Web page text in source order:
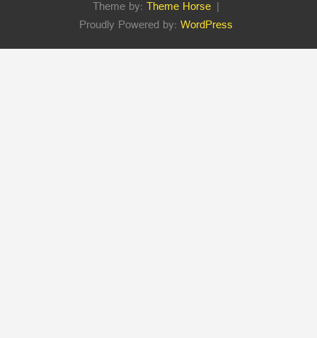
Theme by: Theme Horse
Proudly Powered by: WordPress